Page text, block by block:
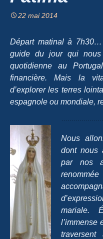
22 mai 2014
Départ matinal à
guide du jour qui
quotidienne au
financière. Mais la
d’explorer les terres
espagnole ou mondiale,
Nous
dont nous
par nos
mariale.
l’immense